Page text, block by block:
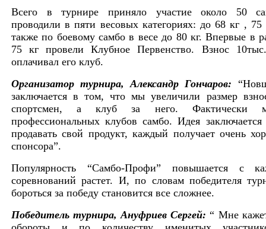
Всего в турнире приняло участие около 50
проводили в пяти весовых категориях: до 68 кг ,
также по боевому самбо в весе до 80 кг. Впервые в
75 кг провели Клубное Первенство. Взнос
оплачивал его клуб.
Организатор турнира, Александр Гончаров:
заключается в том, что мы увеличили размер
спортсмен, а клуб за него. Фактически
профессиональных клубов самбо. Идея
продавать свой продукт, каждый получает очень
спонсора”.
Популярность “Самбо-Профи” повышается с
соревнований растет. И, по словам победителя
бороться за победу становится все сложнее.
Победитель турнира, Ануфриев Сергей: “ Мне